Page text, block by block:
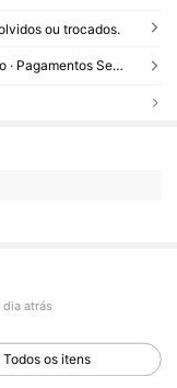
ou trocados.
Reenviar se o item estiver perdido/danificado · Pagamentos Seguros · Proteção de privacidade
dia atrás
Todos os itens